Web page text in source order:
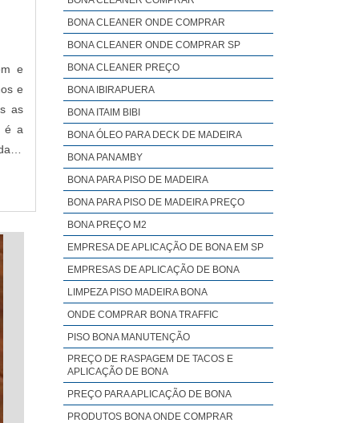
e
e
as
é a
BONA CLEANER ONDE COMPRAR
BONA CLEANER ONDE COMPRAR SP
BONA CLEANER PREÇO
BONA IBIRAPUERA
BONA ITAIM BIBI
BONA ÓLEO PARA DECK DE MADEIRA
BONA PANAMBY
BONA PARA PISO DE MADEIRA
BONA PARA PISO DE MADEIRA PREÇO
BONA PREÇO M2
EMPRESA DE APLICAÇÃO DE BONA EM SP
EMPRESAS DE APLICAÇÃO DE BONA
LIMPEZA PISO MADEIRA BONA
ONDE COMPRAR BONA TRAFFIC
PISO BONA MANUTENÇÃO
PREÇO DE RASPAGEM DE TACOS E
APLICAÇÃO DE BONA
PREÇO PARA APLICAÇÃO DE BONA
PRODUTOS BONA ONDE COMPRAR